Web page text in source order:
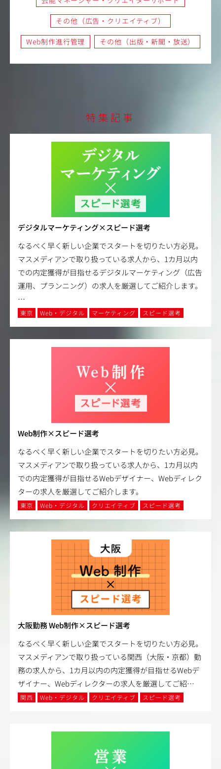
その他（広告・クリエイティブ）
Web制作進行管理 その他（出版・新聞・放送）
特集記事
デジタルマーケティング×スピード選考
なるべく早く新しい企業でスタートを切りたい方必見。
マスメディアンで取り扱っている求人から、1カ月以内
での内定獲得が目指せるデジタルマーケティング（広告
運用、プランニング）の求人を厳選してご紹介します。
…
東京 Web・デジタル マーケティング スピード選考
Web制作×スピード選考
なるべく早く新しい企業でスタートを切りたい方必見。
マスメディアンで取り扱っている求人から、1カ月以内
での内定獲得が目指せるWebデザイナー、Webディレク
ターの求人を厳選してご紹介します。
東京 Web・デジタル クリエイティブ スピード選考
大阪勤務 Web制作×スピード選考
なるべく早く新しい企業でスタートを切りたい方必見。
マスメディアンで取り扱っている関西（大阪・京都）勤
務の求人から、1カ月以内の内定獲得が目指せるWebデ
ザイナー、Webディレクターの求人を厳選してご紹…
関西 Web・デジタル クリエイティブ スピード選考